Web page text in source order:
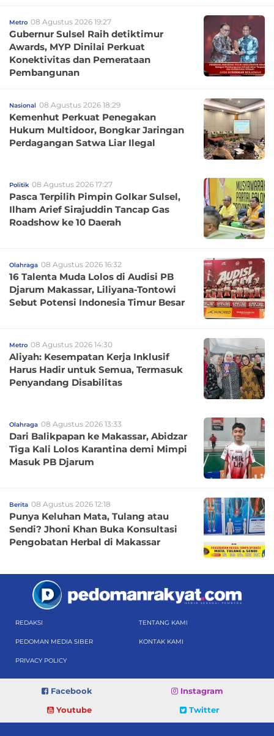
Metro 08 Agustus 2026 19:27
Gubernur Sulsel Raih detiktimur
Awards, MYP Dinilai Perkuat
Konektivitas dan Pemerataan
Pembangunan
Nasional 08 Agustus 2026 18:29
Kemenhut Perkuat Penegakan
Hukum Multidoor, Bongkar Jaringan
Perdagangan Satwa Liar Ilegal
Politik 08 Agustus 2026 17:27
Pasca Terpilih Pimpin Golkar Sulsel,
Ilham Arief Sirajuddin Tancap Gas
Roadshow ke 10 Daerah
Olahraga 08 Agustus 2026 16:32
16 Talenta Muda Lolos di Audisi PB
Djarum Makassar, Liliyana-Tontowi
Sebut Potensi Indonesia Timur Besar
Metro 08 Agustus 2026 14:30
Aliyah: Kesempatan Kerja Inklusif
Harus Hadir untuk Semua, Termasuk
Penyandang Disabilitas
Olahraga 08 Agustus 2026 13:33
Dari Balikpapan ke Makassar, Abidzar
Tiga Kali Lolos Karantina demi Mimpi
Masuk PB Djarum
Berita 08 Agustus 2026 12:18
Punya Keluhan Mata, Tulang atau
Sendi? Jhoni Khan Buka Konsultasi
Pengobatan Herbal di Makassar
REDAKSI TENTANG KAMI
PEDOMAN MEDIA SIBER KONTAK KAMI
PRIVACY POLICY
Facebook
Instagram
Youtube
Twitter